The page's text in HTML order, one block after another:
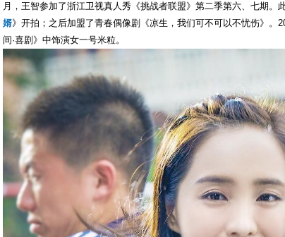
月，王智参加了浙江卫视真人秀《挑战者联盟》第二季第六、七期。
婿》开拍；之后加盟了青春偶像剧《凉生，我们可不可以不忧伤》。
间·喜剧》中饰演女一号米粒。